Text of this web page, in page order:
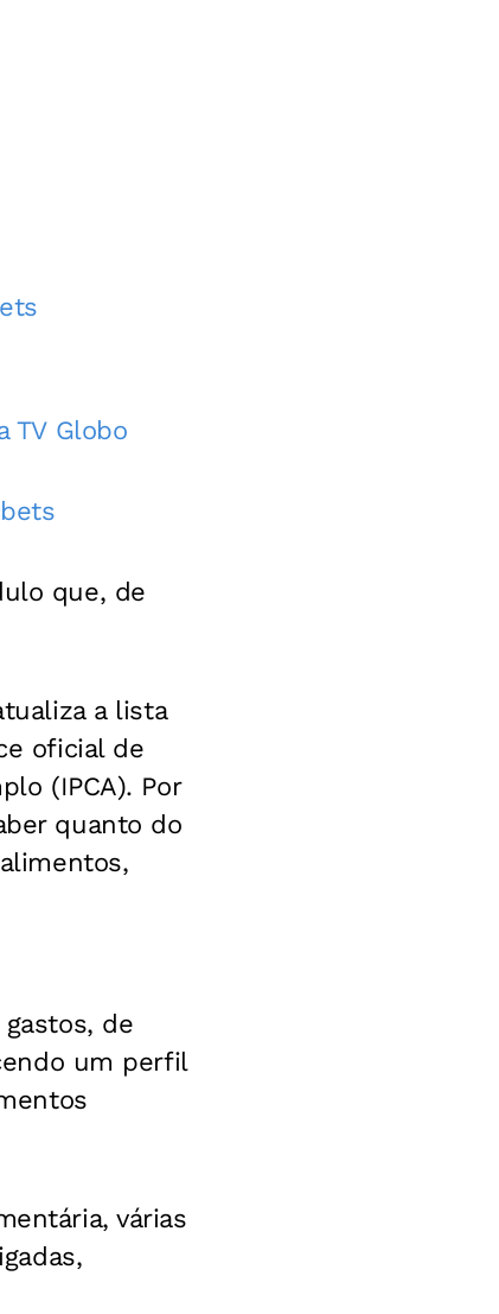
TV Globo
que, de
a lista
oficial de
(IPCA). Por
quanto do
de
um perfil
várias